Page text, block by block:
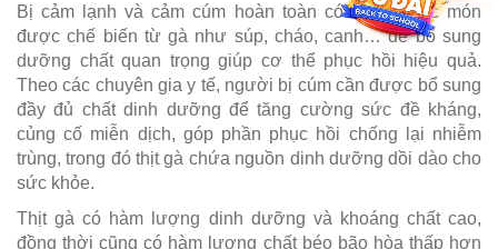
Bị cảm lạnh và cảm cúm hoàn toàn có thể ăn các món
được chế biến từ gà như súp, cháo, canh… để bổ sung
dưỡng chất quan trọng giúp cơ thể phục hồi hiệu quả.
Theo các chuyên gia y tế, người bị cúm cần được bổ sung
đầy đủ chất dinh dưỡng để tăng cường sức đề kháng,
củng cố miễn dịch, góp phần phục hồi chống lại nhiễm
trùng, trong đó thịt gà chứa nguồn dinh dưỡng dồi dào cho
sức khỏe.
Thịt gà có hàm lượng dinh dưỡng và khoáng chất cao,
đồng thời cũng có hàm lượng chất béo bão hòa thấp hơn